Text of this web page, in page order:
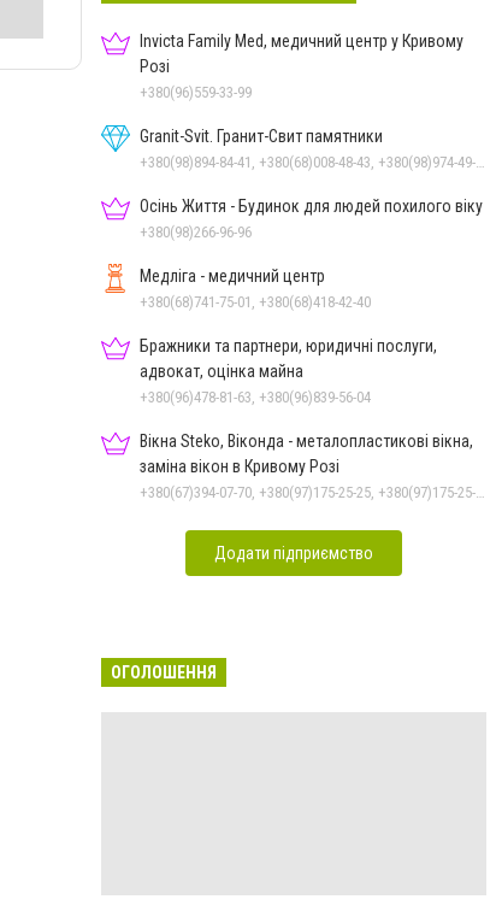
Invicta Family Med, медичний центр у Кривому
Розі
+380(96)559-33-99
Granit-Svit. Гранит-Свит памятники
Осінь Життя - Будинок для людей похилого віку
+380(98)266-96-96
Медліга - медичний центр
+380(68)741-75-01, +380(68)418-42-40
Бражники та партнери, юридичні послуги,
адвокат, оцінка майна
+380(96)478-81-63, +380(96)839-56-04
Вікна Steko, Віконда - металопластикові вікна,
заміна вікон в Кривому Розі
Додати підприємство
ОГОЛОШЕННЯ